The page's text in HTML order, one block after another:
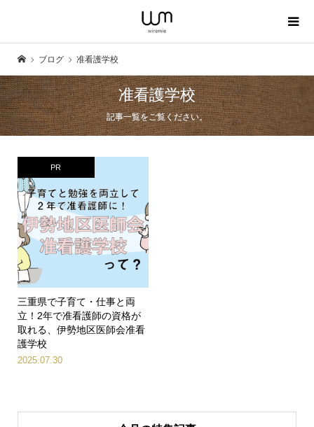
ブログ 准看護学校
准看護学校
記事一覧をご覧ください。
PR
三重県で子育て・仕事と両
立！2年で准看護師の資格が
取れる、伊勢地区医師会准看
護学校
2025.07.30